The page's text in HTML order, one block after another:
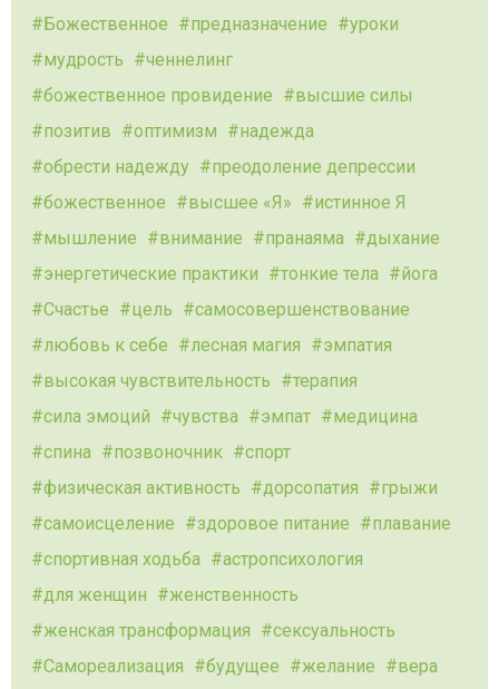
Божественное
предназначение
уроки
мудрость
ченнелинг
божественное провидение
высшие силы
позитив
оптимизм
надежда
обрести надежду
преодоление депрессии
божественное
высшее «Я»
истинное Я
мышление
внимание пранаяма
дыхание
энергетические практики
тонкие тела
йога
Счастье
цель
самосовершенствование
любовь к себе
лесная магия
эмпатия
высокая чувствительность
терапия
сила эмоций
чувства эмпат
медицина
спина
позвоночник
спорт
физическая активность
дорсопатия
грыжи
самоисцеление
здоровое питание
плавание
спортивная ходьба
астропсихология
для женщин
женственность
женская трансформация
сексуальность
Самореализация
будущее желание
вера